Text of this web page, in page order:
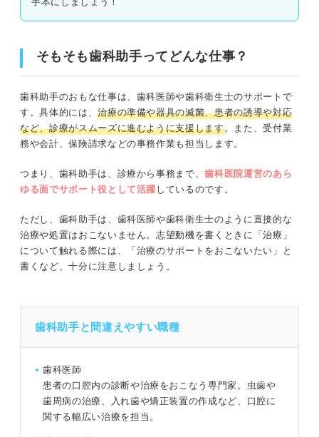
そもそも歯科助手ってどんな仕事？
歯科助手のおもな仕事は、歯科医師や歯科衛生士のサポートで
す。具体的には、治療の準備や器具の滅菌、患者の誘導や対応
など、診療がスムーズに進むように支援します。また、受付業
務や会計、保険請求などの事務作業も担当します。
つまり、歯科助手は、診療から事務まで、歯科医院運営のあら
ゆる面でサポート役として活躍 しているのです。
ただし、歯科助手は、歯科医師や歯科衛生士のように直接的な
治療や処置はおこないません。志望動機を書くときに「治療」
について触れる際には、「治療のサポートをおこないたい」と
書くなど、十分に注意しましょう。
歯科助手と間違えやすい職種
歯科医師
患者の口腔内の診断や治療をおこなう専門家。虫歯や
歯周病の治療、入れ歯や矯正装置の作成など、口腔に
関する幅広い治療を担当。
①なぜ歯科助手を志望するのか
②なぜその医院を志望するのか
歯科医院の特徴に合わせて書こう！ 歯科助手の志望動機
例
一般歯科の例文①
小児歯科の例文①
小児歯科の例文②
矯正歯科の例文②
口腔外科の例文②
審美歯科の例文①